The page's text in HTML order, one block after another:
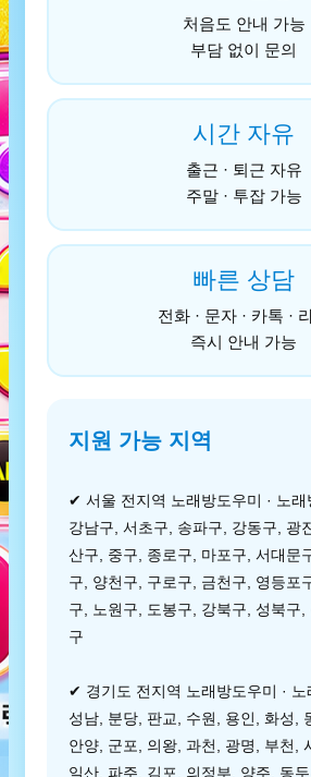
처음도 안내 가능
부담 없이 문의
시간 자유
출근 · 퇴근 자유
주말 · 투잡 가능
빠른 상담
전화 · 문자 · 카톡 ·
즉시 안내 가능
지원 가능 지역
✔ 서울 전지역 노래방도우미 · 노래
강남구, 서초구, 송파구, 강동구, 광
산구, 중구, 종로구, 마포구, 서대문
구, 양천구, 구로구, 금천구, 영등포
구, 노원구, 도봉구, 강북구, 성북구,
구
✔ 경기도 전지역 노래방도우미 · 노
성남, 분당, 판교, 수원, 용인, 화성,
안양, 군포, 의왕, 과천, 광명, 부천,
일산, 파주, 김포, 의정부, 양주, 동